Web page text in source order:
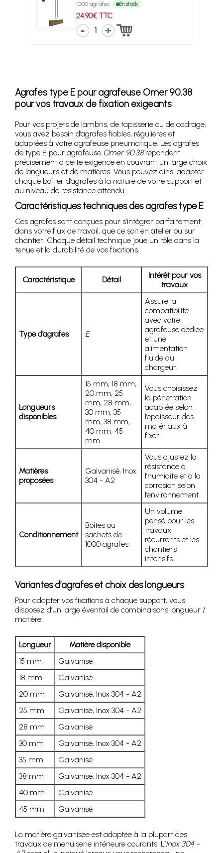
1000 agrafes En stock
24.90€ TTC
1
Agrafes type E pour agrafeuse Omer 90.38
pour vos travaux de fixation exigeants
Pour vos projets de lambris, de tapisserie ou de cadrage,
vous avez besoin d’agrafes fiables, régulières et
adaptées à votre agrafeuse pneumatique. Les agrafes
de type E pour agrafeuse Omer 90.38répondent
précisément à cette exigence en couvrant un large choix
de longueurs et de matières. Vous pouvez ainsi adapter
chaque boîtier d’agrafes à la nature de votre support et
au niveau de résistance attendu.
Caractéristiques techniques des agrafes type E
Ces agrafes sont conçues pour s’intégrer parfaitement
dans votre flux de travail, que ce soit en atelier ou sur
chantier. Chaque détail technique joue un rôle dans la
tenue et la durabilité de vos fixations.
Caractéristique Détail
Intérêt pour vos
travaux
Type d’agrafes E
Assure la
compatibilité
avec votre
agrafeuse dédiée
et une
alimentation
fluide du
chargeur.
Longueurs
disponibles
15 mm, 18 mm,
20 mm, 25
mm, 28 mm,
30 mm, 35
mm, 38 mm,
40 mm, 45
mm
Vous choisissez
la pénétration
adaptée selon
l’épaisseur des
matériaux à
fixer.
Matières
proposées
Galvanisé, Inox
304 - A2
Vous ajustez la
résistance à
l’humidité et à la
corrosion selon
l’environnement.
Conditionnement
Boîtes ou
sachets de
1000 agrafes
Un volume
pensé pour les
travaux
récurrents et les
chantiers
intensifs.
Variantes d’agrafes et choix des longueurs
Pour adapter vos fixations à chaque support, vous
disposez d’un large éventail de combinaisons longueur /
matière.
Longueur
Matière disponible
15 mm
Galvanisé
18 mm
Galvanisé
20 mm
Galvanisé, Inox 304 - A2
25 mm
Galvanisé, Inox 304 - A2
28 mm
Galvanisé
30 mm
Galvanisé, Inox 304 - A2
35 mm
Galvanisé
38 mm
Galvanisé, Inox 304 - A2
40 mm
Galvanisé
45 mm
Galvanisé
La matière galvanisée est adaptée à la plupart des
travaux de menuiserie intérieure courants. L’Inox 304 -